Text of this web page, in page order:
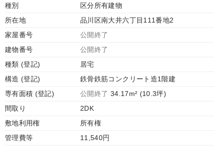
種別
区分所有建物
所在地
品川区南大井六丁目111番地2
家屋番号
公開終了
建物番号
公開終了
種類 (登記)
居宅
構造 (登記)
鉄骨鉄筋コンクリート造1階建
専有面積 (登記)
公開終了 34.17m² (10.3坪)
間取り
2DK
敷地利用権
所有権
管理費等
11,540円